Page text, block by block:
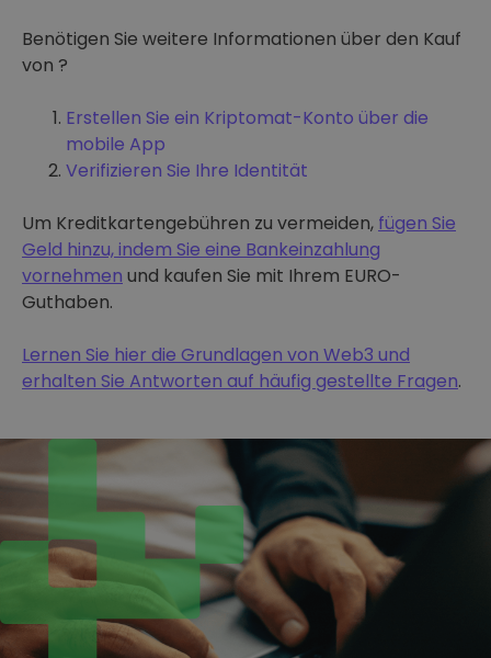
Benötigen Sie weitere Informationen über den Kauf
von ?
Erstellen Sie ein Kriptomat-Konto über die
mobile App
Verifizieren Sie Ihre Identität
Um Kreditkartengebühren zu vermeiden, fügen Sie
Geld hinzu, indem Sie eine Bankeinzahlung
vornehmen und kaufen Sie mit Ihrem EURO-
Guthaben.
Lernen Sie hier die Grundlagen von Web3 und
erhalten Sie Antworten auf häufig gestellte Fragen.